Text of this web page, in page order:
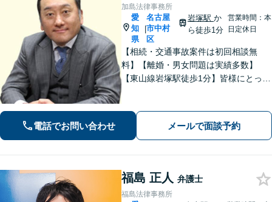
加島法律事務所
愛
知
県
|
名古屋
市中村
区
岩塚駅 か
ら徒歩1分
営業時間：本
日定休日
【相続・交通事故案件は初回相談無
料】【離婚・男女問題は実績多数】
【東山線岩塚駅徒歩1分】皆様にとって
電話でお問い合わせ メールで面談予約
福島 正人 弁護士
福島法律事務所